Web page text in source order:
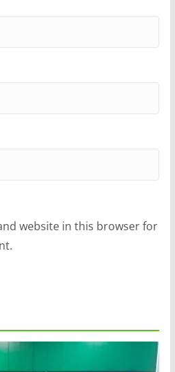
website in this browser for